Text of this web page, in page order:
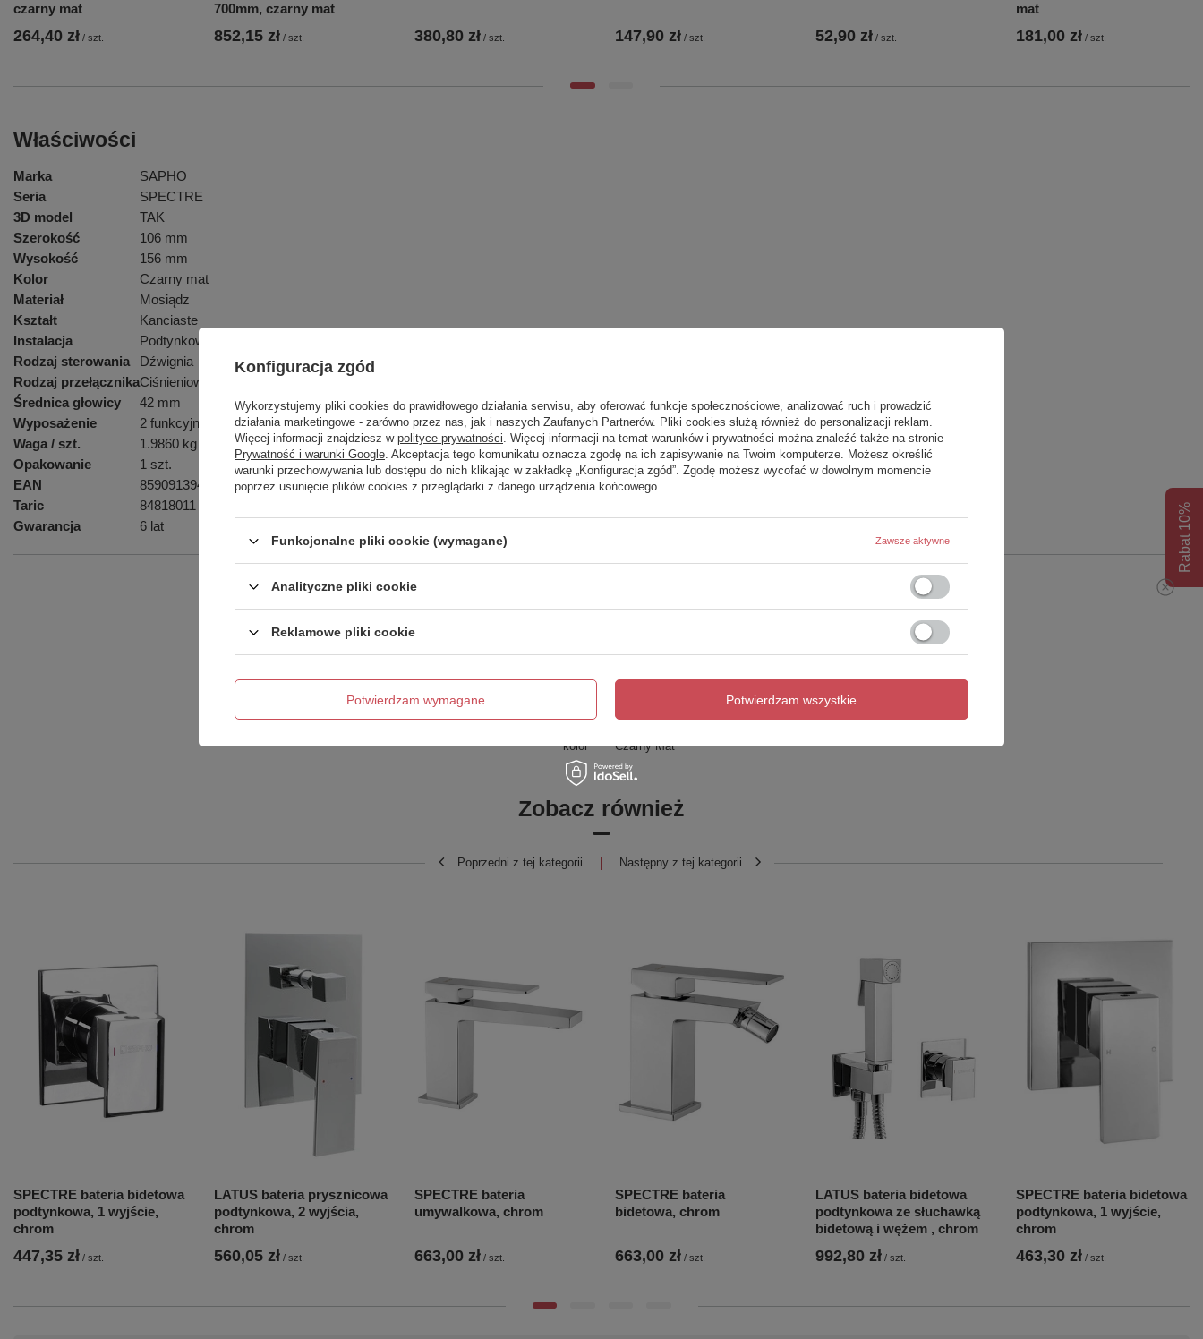
czarny mat
264,40 zł / szt.
700mm, czarny mat
852,15 zł / szt. 380,80 zł / szt. 147,90 zł / szt. 52,90 zł / szt.
mat
181,00 zł / szt.
Właściwości
Marka
SAPHO
Seria
SPECTRE
3D model
TAK
Szerokość
106 mm
Wysokość
156 mm
Kolor
Czarny mat
Materiał
Mosiądz
Kształt
Kanciaste
Instalacja
Podtynkowa
Rodzaj sterowania
Dźwignia
Rodzaj przełącznikaCiśnieniowy
Średnica głowicy
42 mm
Wyposażenie
2 funkcyjna
Waga / szt.
1.9860 kg
Opakowanie
1 szt.
EAN
8590913943591
Taric
84818011
Gwarancja
6 lat
Podmiot odpowiedzialny za ten produkt na terenie UE UBC s.r.o. Więcej
Gwarancja w miesiącach 72
kolor Czarny Mat
Zobacz również
Poprzedni z tej kategorii
SPECTRE bateria bidetowa
podtynkowa, 1 wyjście,
chrom
447,35 zł / szt.
LATUS bateria prysznicowa
podtynkowa, 2 wyjścia,
chrom
560,05 zł / szt.
SPECTRE bateria
umywalkowa, chrom
663,00 zł / szt.
SPECTRE bateria
bidetowa, chrom
663,00 zł / szt.
LATUS bateria bidetowa
podtynkowa ze słuchawką
bidetową i wężem , chrom
992,80 zł / szt.
SPECTRE bateria bidetowa
podtynkowa, 1 wyjście,
chrom
463,30 zł / szt.
Następny z tej kategorii
Rabat 10%
Konfiguracja zgód
Wykorzystujemy pliki cookies do prawidłowego działania serwisu, aby oferować funkcje społecznościowe, analizować ruch i prowadzić
działania marketingowe - zarówno przez nas, jak i naszych Zaufanych Partnerów. Pliki cookies służą również do personalizacji reklam.
Więcej informacji znajdziesz w polityce prywatności. Więcej informacji na temat warunków i prywatności można znaleźć także na stronie
Prywatność i warunki Google. Akceptacja tego komunikatu oznacza zgodę na ich zapisywanie na Twoim komputerze. Możesz określić
warunki przechowywania lub dostępu do nich klikając w zakładkę „Konfiguracja zgód”. Zgodę możesz wycofać w dowolnym momencie
poprzez usunięcie plików cookies z przeglądarki z danego urządzenia końcowego.
Funkcjonalne pliki cookie (wymagane) Zawsze aktywne
Analityczne pliki cookie
Reklamowe pliki cookie
Potwierdzam wymagane Potwierdzam wszystkie